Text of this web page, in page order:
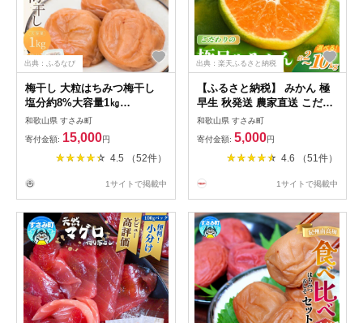
出典：ふるなび
梅干し 大粒はちみつ梅干し
塩分約8%大容量1㎏
【khs118】
和歌山県 すさみ町
寄付金額: 15,000円
4.5 （52件）
1サイトで掲載中
出典：楽天ふるさと納税
【ふるさと納税】 みかん 極
早生 秋発送 農家直送 こだわ
りの極早生みかん 希少 【選
べる容量】約2kg 約4kg 約
5kg 約7.5kg 約10kg 数量限定
有機質肥料100% サイズ混合
送予定（お届け日指定不可）
生 極早生
和歌山県 すさみ町
寄付金額: 5,000円
4.6 （51件）
1サイトで掲載中